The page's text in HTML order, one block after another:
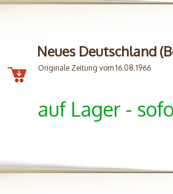
Neues Deutschland
Originale Zeitung vom 16.08.1966
auf Lager -